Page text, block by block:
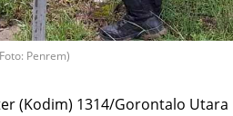
Penrem)
(Kodim) 1314/Gorontalo Utara